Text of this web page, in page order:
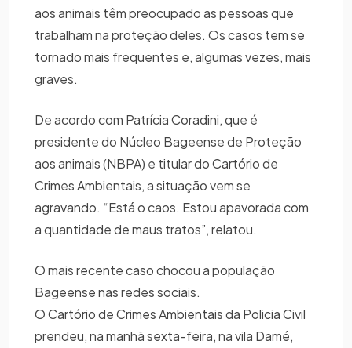
aos animais têm preocupado as pessoas que
trabalham na proteção deles. Os casos tem se
tornado mais frequentes e, algumas vezes, mais
graves.
De acordo com Patrícia Coradini, que é
presidente do Núcleo Bageense de Proteção
aos animais (NBPA) e titular do Cartório de
Crimes Ambientais, a situação vem se
agravando. “Está o caos. Estou apavorada com
a quantidade de maus tratos”, relatou.
O mais recente caso chocou a população
Bageense nas redes sociais.
O Cartório de Crimes Ambientais da Policia Civil
prendeu, na manhã sexta-feira, na vila Damé,